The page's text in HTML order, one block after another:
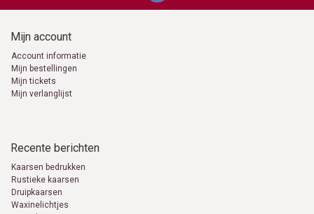
Mijn account
Account informatie
Mijn bestellingen
Mijn tickets
Mijn verlanglijst
Recente berichten
Kaarsen bedrukken
Rustieke kaarsen
Druipkaarsen
Waxinelichtjes